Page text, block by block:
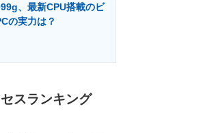
、最新CPU搭載のビ
の実力は？
スランキング